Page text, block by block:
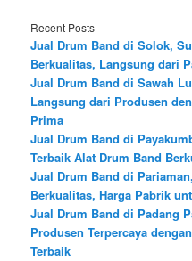
Recent Posts
Jual Drum Band di Solok,
Berkualitas, Langsung dari
Jual Drum Band di Sawah
Langsung dari Produsen
Prima
Jual Drum Band di
Terbaik Alat Drum Band
Jual Drum Band di
Berkualitas, Harga Pabrik
Jual Drum Band di Padang
Produsen Terpercaya
Terbaik